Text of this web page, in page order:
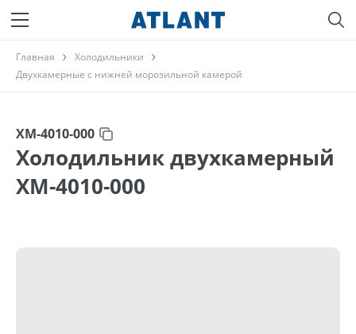
Главная
Холодильники
Двухкамерные с нижней морозильной камерой
ХМ-4010-000
Холодильник двухкамерный
ХМ-4010-000